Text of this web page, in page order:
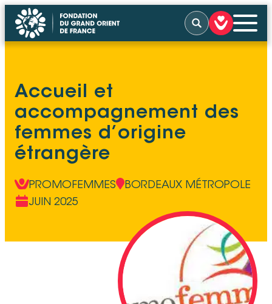
Rechercher
NOUS SOLLICITER
Accueil et
accompagnement des
femmes d’origine
étrangère
PROMOFEMMES
BORDEAUX MÉTROPOLE
JUIN 2025